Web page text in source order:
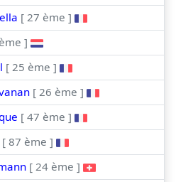
[ 27 ème ]
]
[ 25 ème ]
[ 26 ème ]
[ 47 ème ]
[ 87 ème ]
[ 24 ème ]